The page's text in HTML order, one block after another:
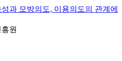
과 모방의도, 이용의도의 관계에
원